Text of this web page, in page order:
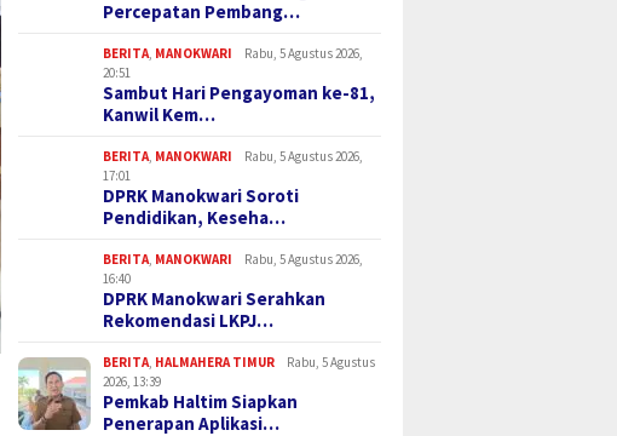
Percepatan Pembang…
BERITA, MANOKWARI
Rabu, 5 Agustus 2026,
20:51
Sambut Hari Pengayoman ke-81,
Kanwil Kem…
BERITA, MANOKWARI
Rabu, 5 Agustus 2026,
17:01
DPRK Manokwari Soroti
Pendidikan, Keseha…
BERITA, MANOKWARI
Rabu, 5 Agustus 2026,
16:40
DPRK Manokwari Serahkan
Rekomendasi LKPJ…
BERITA, HALMAHERA TIMUR
Rabu, 5 Agustus
2026, 13:39
Pemkab Haltim Siapkan
Penerapan Aplikasi…